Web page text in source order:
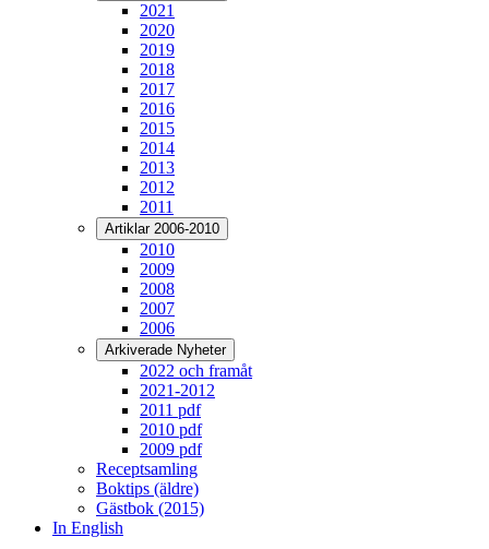
2021
2020
2019
2018
2017
2016
2015
2014
2013
2012
2011
Artiklar 2006-2010
2010
2009
2008
2007
2006
Arkiverade Nyheter
2022 och framåt
2021-2012
2011 pdf
2010 pdf
2009 pdf
Receptsamling
Boktips (äldre)
Gästbok (2015)
In English